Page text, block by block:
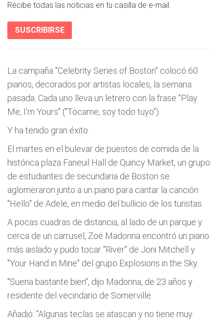
Recibe todas las noticias en tu casilla de e-mail.
SUSCRIBIRSE
La campaña "Celebrity Series of Boston" colocó 60
pianos, decorados por artistas locales, la semana
pasada. Cada uno lleva un letrero con la frase "Play
Me, I'm Yours" ("Tócame, soy todo tuyo").
Y ha tenido gran éxito.
El martes en el bulevar de puestos de comida de la
histórica plaza Faneuil Hall de Quincy Market, un grupo
de estudiantes de secundaria de Boston se
aglomeraron junto a un piano para cantar la canción
"Hello" de Adele, en medio del bullicio de los turistas.
A pocas cuadras de distancia, al lado de un parque y
cerca de un carrusel, Zoë Madonna encontró un piano
más aislado y pudo tocar "River" de Joni Mitchell y
"Your Hand in Mine" del grupo Explosions in the Sky.
"Suena bastante bien", dijo Madonna, de 23 años y
residente del vecindario de Somerville.
Añadió: "Algunas teclas se atascan y no tiene muy